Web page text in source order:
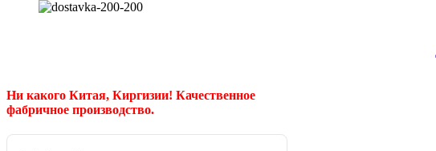
Ни какого Китая, Киргизии! Качественное
фабричное производство.